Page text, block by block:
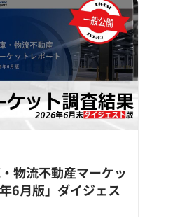
物流不動産マーケッ
6月版」ダイジェス